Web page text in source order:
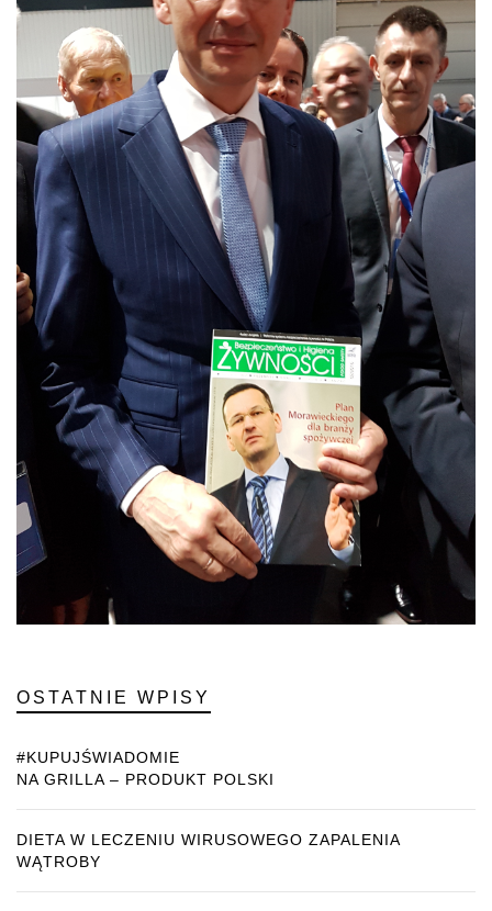
OSTATNIE WPISY
#KUPUJŚWIADOMIE
NA GRILLA – PRODUKT POLSKI
DIETA W LECZENIU WIRUSOWEGO ZAPALENIA
WĄTROBY